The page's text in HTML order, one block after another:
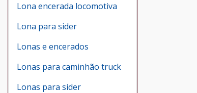
Lona encerada locomotiva
Lona para sider
Lonas e encerados
Lonas para caminhão truck
Lonas para sider